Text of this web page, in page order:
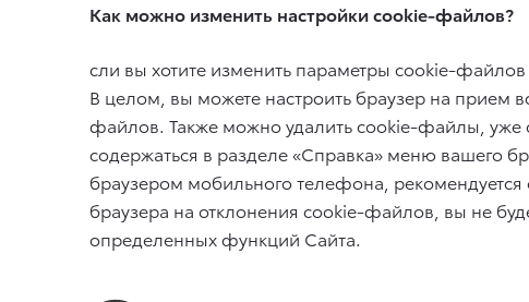
Как можно изменить настройки cookie-файлов?
сли вы хотите изменить параметры cookie-файлов
В целом, вы можете настроить браузер на прием
файлов. Также можно удалить cookie-файлы, уже
содержаться в разделе «Справка» меню вашего
браузером мобильного телефона,
браузера на отклонения cookie-файлов, вы не
определенных функций Сайта.